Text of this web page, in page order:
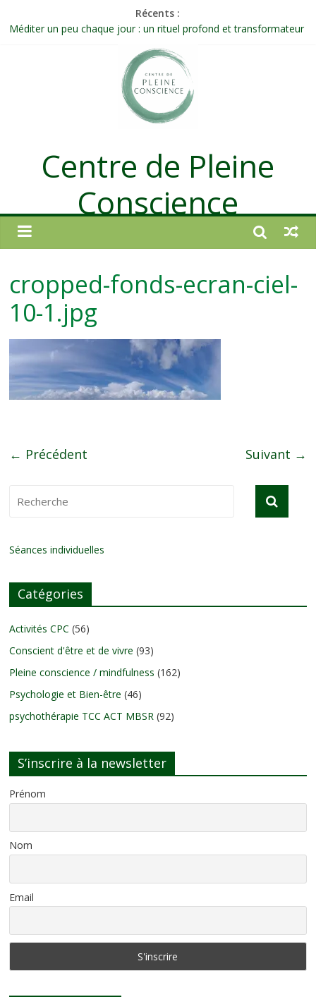
Récents :
Méditer un peu chaque jour : un rituel profond et transformateur
Célébrer la Vie jusque dans les petites actions
Quand on n’arrive plus à agir : et si ce n’était pas un manque de
Une attention consciente d’elle-même, non dirigée par le mental
Centre de Pleine
Conscience
cropped-fonds-ecran-ciel-
10-1.jpg
← Précédent Suivant →
Séances individuelles
Catégories
Activités CPC (56)
Conscient d'être et de vivre (93)
Pleine conscience / mindfulness (162)
Psychologie et Bien-être (46)
psychothérapie TCC ACT MBSR (92)
S’inscrire à la newsletter
Prénom
Nom
Email